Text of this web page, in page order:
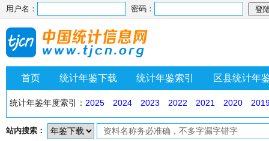
用户名： 密码：
首页 统计年鉴下载 统计年鉴索引 区县统计年
统计年鉴年度索引： 2025 2024 2023 2022 2021 2020
站内搜索：